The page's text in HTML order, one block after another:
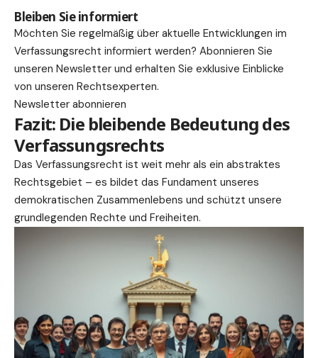
Bleiben Sie informiert
Möchten Sie regelmäßig über aktuelle Entwicklungen im
Verfassungsrecht informiert werden? Abonnieren Sie
unseren Newsletter und erhalten Sie exklusive Einblicke
von unseren Rechtsexperten.
Newsletter abonnieren
Fazit: Die bleibende Bedeutung des
Verfassungsrechts
Das Verfassungsrecht ist weit mehr als ein abstraktes
Rechtsgebiet – es bildet das Fundament unseres
demokratischen Zusammenlebens und schützt unsere
grundlegenden Rechte und Freiheiten.